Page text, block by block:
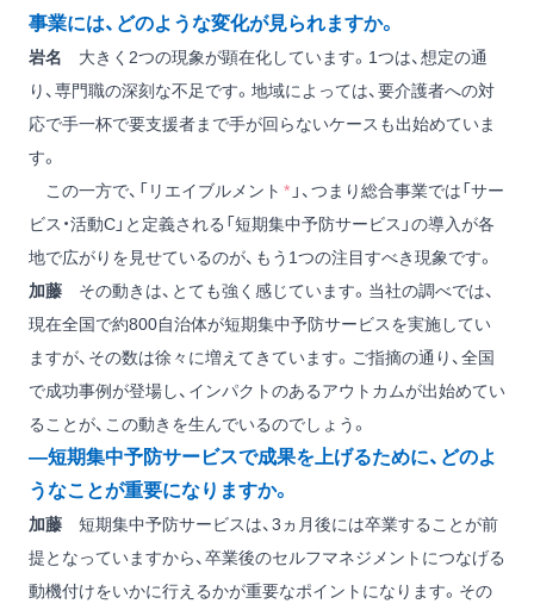
事業には、どのような変化が見られますか。
岩名 大きく2つの現象が顕在化しています。1つは、想定の通
り、専門職の深刻な不足です。地域によっては、要介護者への対
応で手一杯で要支援者まで手が回らないケースも出始めていま
す。
この一方で、「リエイブルメント * 」、つまり総合事業では「サー
ビス・活動C」と定義される「短期集中予防サービス」の導入が各
地で広がりを見せているのが、もう1つの注目すべき現象です。
加藤 その動きは、とても強く感じています。当社の調べでは、
現在全国で約800自治体が短期集中予防サービスを実施してい
ますが、その数は徐々に増えてきています。ご指摘の通り、全国
で成功事例が登場し、インパクトのあるアウトカムが出始めてい
ることが、この動きを生んでいるのでしょう。
―短期集中予防サービスで成果を上げるために、どのよ
うなことが重要になりますか。
加藤 短期集中予防サービスは、3ヵ月後には卒業することが前
提となっていますから、卒業後のセルフマネジメントにつなげる
動機付けをいかに行えるかが重要なポイントになります。その